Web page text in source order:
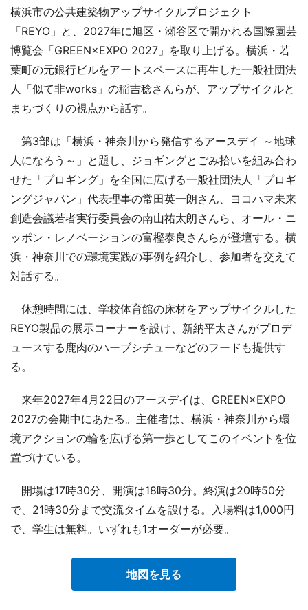
横浜市の公共建築物アップサイクルプロジェクト
「REYO」と、2027年に旭区・瀬谷区で開かれる国際園芸
博覧会「GREEN×EXPO 2027」を取り上げる。横浜・若
葉町の元銀行ビルをアートスペースに再生した一般社団法
人「似て非works」の稲吉稔さんらが、アップサイクルと
まちづくりの視点から話す。
第3部は「横浜・神奈川から発信するアースデイ ～地球
人になろう～」と題し、ジョギングとごみ拾いを組み合わ
せた「プロギング」を全国に広げる一般社団法人「プロギ
ングジャパン」代表理事の常田英一朗さん、ヨコハマ未来
創造会議若者実行委員会の南山祐太朗さんら、オール・ニ
ッポン・レノベーションの富樫泰良さんらが登壇する。横
浜・神奈川での環境実践の事例を紹介し、参加者を交えて
対話する。
休憩時間には、学校体育館の床材をアップサイクルした
REYO製品の展示コーナーを設け、新納平太さんがプロデ
ュースする鹿肉のハーブシチューなどのフードも提供す
る。
来年2027年4月22日のアースデイは、GREEN×EXPO
2027の会期中にあたる。主催者は、横浜・神奈川から環
境アクションの輪を広げる第一歩としてこのイベントを位
置づけている。
開場は17時30分、開演は18時30分。終演は20時50分
で、21時30分まで交流タイムを設ける。入場料は1,000円
で、学生は無料。いずれも1オーダーが必要。
地図を見る